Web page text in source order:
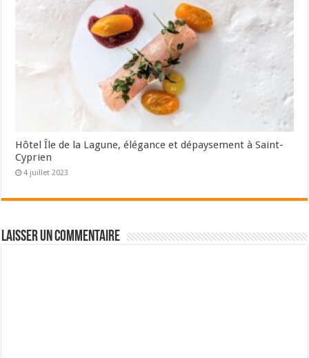
Hôtel Île de la Lagune, élégance et dépaysement à Saint-
Cyprien
4 juillet 2023
Laisser un commentaire